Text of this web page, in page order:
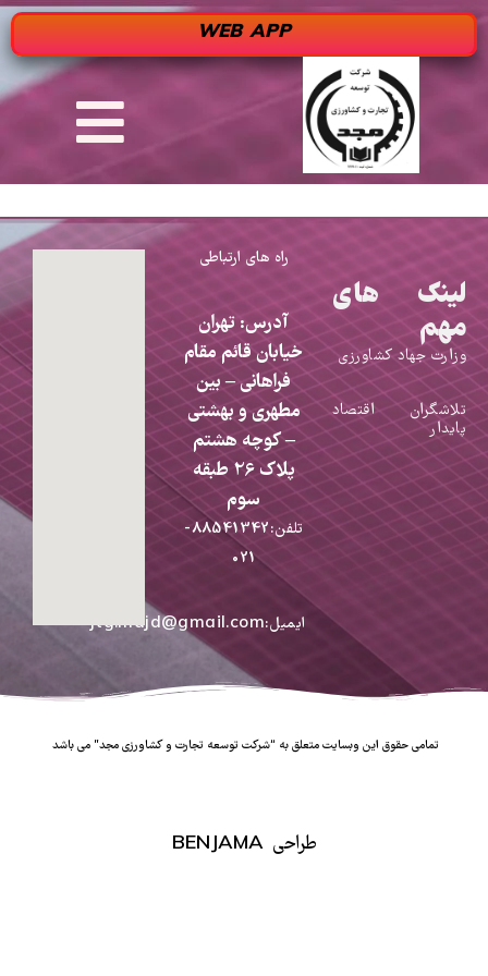
WEB APP
لینک های
مهم
وزارت جهاد کشاورزی
تلاشگران اقتصاد
پایدار
راه های ارتباطی
آدرس: تهران
خیابان قائم مقام
فراهانی – بین
مطهری و بهشتی
– کوچه هشتم
پلاک 26 طبقه
سوم
تلفن:88541342-
021
ایمیل:jtg.majd@gmail.com
تمامی حقوق این وبسایت متعلق به “شرکت توسعه تجارت و کشاورزی مجد” می باشد
طراحی BENJAMA